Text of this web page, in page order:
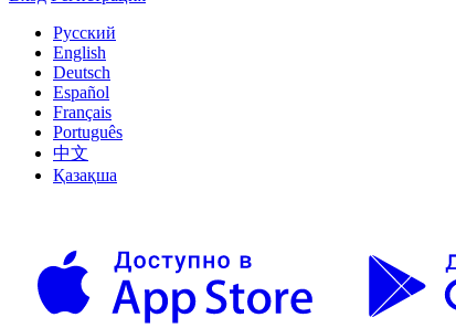
Русский
English
Deutsch
Español
Français
Português
中文
Қазақша